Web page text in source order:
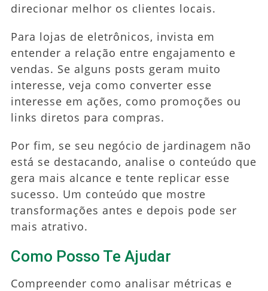
direcionar melhor os clientes locais.
Para lojas de eletrônicos, invista em
entender a relação entre engajamento e
vendas. Se alguns posts geram muito
interesse, veja como converter esse
interesse em ações, como promoções ou
links diretos para compras.
Por fim, se seu negócio de jardinagem não
está se destacando, analise o conteúdo que
gera mais alcance e tente replicar esse
sucesso. Um conteúdo que mostre
transformações antes e depois pode ser
mais atrativo.
Como Posso Te Ajudar
Compreender como analisar métricas e